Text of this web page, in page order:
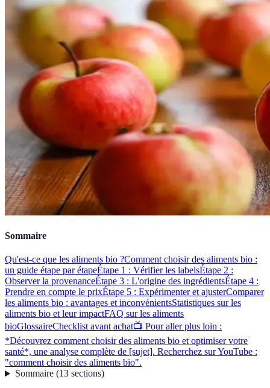
Sommaire
Qu'est-ce que les aliments bio ?Comment choisir des aliments bio :
un guide étape par étapeÉtape 1 : Vérifier les labelsÉtape 2 :
Observer la provenanceÉtape 3 : L'origine des ingrédientsÉtape 4 :
Prendre en compte le prixÉtape 5 : Expérimenter et ajusterComparer
les aliments bio : avantages et inconvénientsStatistiques sur les
aliments bio et leur impactFAQ sur les aliments
bioGlossaireChecklist avant achat📺 Pour aller plus loin :
*Découvrez comment choisir des aliments bio et optimiser votre
santé*, une analyse complète de [sujet]. Recherchez sur YouTube :
"comment choisir des aliments bio".
Sommaire(13 sections)